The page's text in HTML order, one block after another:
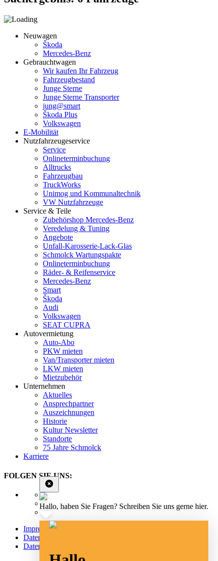
Neuwagen
Škoda
Mercedes-Benz
Gebrauchtwagen
Wir kaufen Ihr Fahrzeug
Fahrzeugbestand
Junge Sterne
Junge Sterne Transporter
jung@smart
Škoda Plus
Volkswagen
E-Mobilität
Nutzfahrzeugeservice
Service
Onlineterminbuchung
Alltrucks
Fahrzeugbau
TruckWorks
Unimog und Kommunaltechnik
VW Nutzfahrzeuge
Service & Teile
Zubehörshop Mercedes-Benz
Veredelung & Tuning
Angebote
Unfall-Karosserie-Lack-Glas
Schmolck Wartungspakte
Onlineterminbuchung
Räder- & Reifenservice
Mercedes-Benz
Smart
Škoda
Audi
Volkswagen
SEAT CUPRA
Autovermietung
Auto-Abo
PKW mieten
Van/Transporter mieten
LKW mieten
Mietzubehör
Unternehmen
Aktuelles
Ansprechpartner
Auszeichnungen
Historie
Kultur Newsletter
Standorte
75 Jahre Schmolck
Karriere
FOLGEN SIE UNS:
Impressum
Datenschutz
Datenschutz Social Media
Hallo, haben Sie Fragen? Schreiben Sie uns gerne hier.